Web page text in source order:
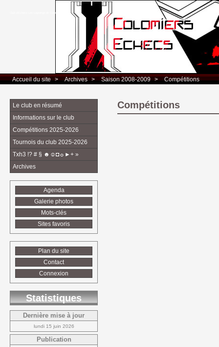
Club d’Echecs Léo Lagrange de Colomiers
Accueil du site > Archives > Saison 2008-2009 > Compétitions
Compétitions
Le club en résumé
Informations sur le club
Compétitions 2025-2026
Tournois du club 2025-2026
Txh3 !? # § ☻☺◘☼►+ »
Archives
Agenda
Galerie photos
Mots-clés
Sites favoris
Plan du site
Contact
Connexion
Statistiques
Dernière mise à jour
lundi 15 juin 2026
Publication